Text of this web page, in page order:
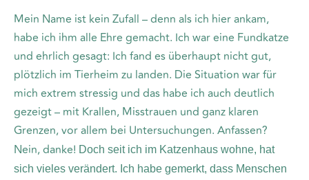
Mein Name ist kein Zufall – denn als ich hier ankam,
habe ich ihm alle Ehre gemacht. Ich war eine Fundkatze
und ehrlich gesagt: Ich fand es überhaupt nicht gut,
plötzlich im Tierheim zu landen. Die Situation war für
mich extrem stressig und das habe ich auch deutlich
gezeigt – mit Krallen, Misstrauen und ganz klaren
Grenzen, vor allem bei Untersuchungen. Anfassen?
Nein, danke! Doch seit ich im Katzenhaus wohne, hat
sich vieles verändert. Ich habe gemerkt, dass Menschen